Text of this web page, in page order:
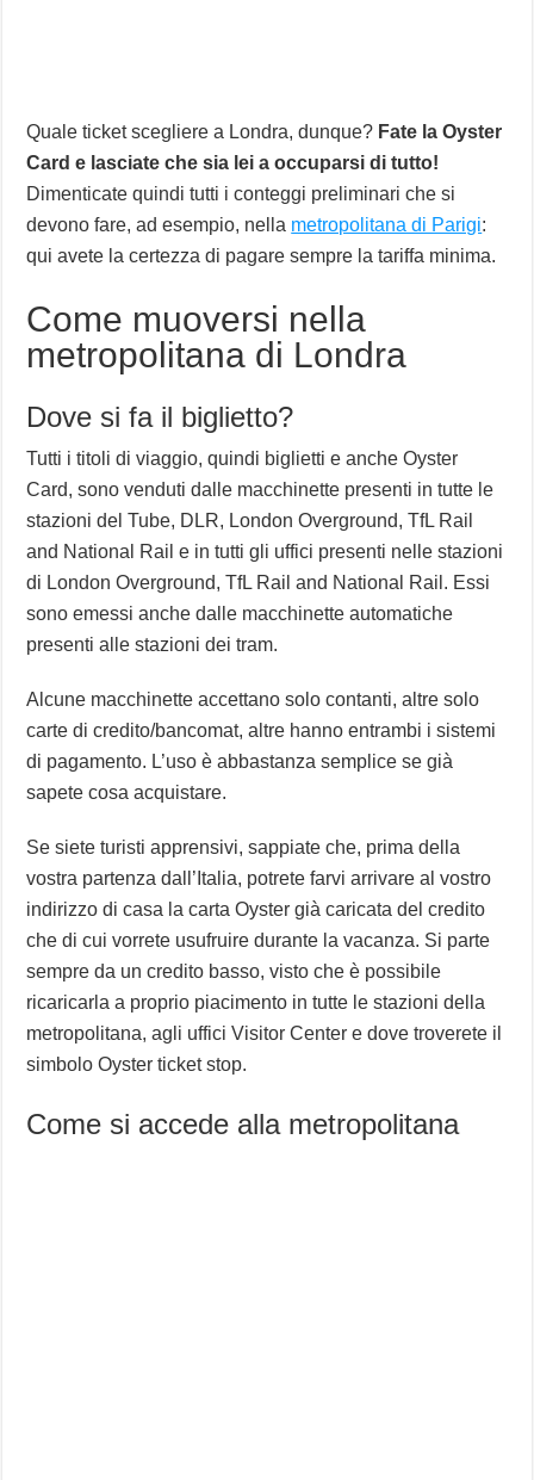
Quale ticket scegliere a Londra, dunque? Fate la Oyster
Card e lasciate che sia lei a occuparsi di tutto!
Dimenticate quindi tutti i conteggi preliminari che si
devono fare, ad esempio, nella metropolitana di Parigi:
qui avete la certezza di pagare sempre la tariffa minima.
Come muoversi nella
metropolitana di Londra
Dove si fa il biglietto?
Tutti i titoli di viaggio, quindi biglietti e anche Oyster
Card, sono venduti dalle macchinette presenti in tutte le
stazioni del Tube, DLR, London Overground, TfL Rail
and National Rail e in tutti gli uffici presenti nelle stazioni
di London Overground, TfL Rail and National Rail. Essi
sono emessi anche dalle macchinette automatiche
presenti alle stazioni dei tram.
Alcune macchinette accettano solo contanti, altre solo
carte di credito/bancomat, altre hanno entrambi i sistemi
di pagamento. L’uso è abbastanza semplice se già
sapete cosa acquistare.
Se siete turisti apprensivi, sappiate che, prima della
vostra partenza dall’Italia, potrete farvi arrivare al vostro
indirizzo di casa la carta Oyster già caricata del credito
che di cui vorrete usufruire durante la vacanza. Si parte
sempre da un credito basso, visto che è possibile
ricaricarla a proprio piacimento in tutte le stazioni della
metropolitana, agli uffici Visitor Center e dove troverete il
simbolo Oyster ticket stop.
Come si accede alla metropolitana